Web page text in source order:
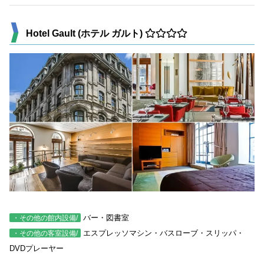
Hotel Gault (ホテル ガルト)
・その他の館内設備/ バー・図書室
・その他の客室設備/
エスプレッソマシン・バスローブ・スリッパ・
DVDプレーヤー